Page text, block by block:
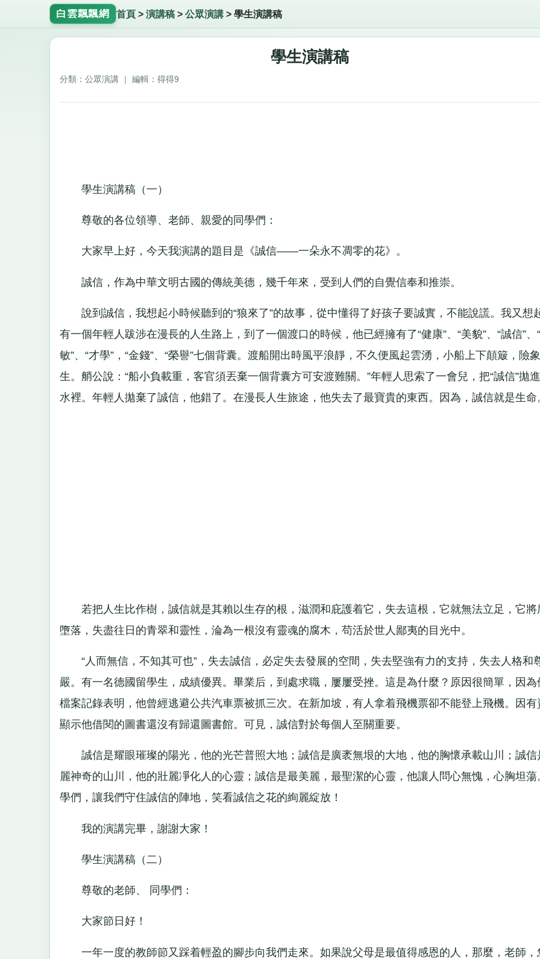
白雲飄飄網 首頁> 演講稿> 公眾演講> 學生演講稿
學生演講稿
分類：公眾演講 ｜ 編輯：得得9
學生演講稿（一）
尊敬的各位領導、老師、親愛的同學們：
大家早上好，今天我演講的題目是《誠信——一朵永不凋零的花》。
誠信，作為中華文明古國的傳統美德，幾千年來，受到人們的自覺信奉和推崇。
說到誠信，我想起小時候聽到的“狼來了”的故事，從中懂得了好孩子要誠實，不能說謊。我又想
有一個年輕人跋涉在漫長的人生路上，到了一個渡口的時候，他已經擁有了“健康”、“美貌”、“誠信”、
敏”、“才學”，“金錢”、“榮譽”七個背囊。渡船開出時風平浪靜，不久便風起雲湧，小船上下顛簸，險
生。艄公說：“船小負載重，客官須丟棄一個背囊方可安渡難關。”年輕人思索了一會兒，把“誠信”拋
水裡。年輕人拋棄了誠信，他錯了。在漫長人生旅途，他失去了最寶貴的東西。因為，誠信就是生命
若把人生比作樹，誠信就是其賴以生存的根，滋潤和庇護着它，失去這根，它就無法立足，它將
墮落，失盡往日的青翠和靈性，淪為一根沒有靈魂的腐木，苟活於世人鄙夷的目光中。
“人而無信，不知其可也”，失去誠信，必定失去發展的空間，失去堅強有力的支持，失去人格和
嚴。有一名德國留學生，成績優異。畢業后，到處求職，屢屢受挫。這是為什麼？原因很簡單，因為
檔案記錄表明，他曾經逃避公共汽車票被抓三次。在新加坡，有人拿着飛機票卻不能登上飛機。因有
顯示他借閱的圖書還沒有歸還圖書館。可見，誠信對於每個人至關重要。
誠信是耀眼璀璨的陽光，他的光芒普照大地；誠信是廣袤無垠的大地，他的胸懷承載山川；誠信
麗神奇的山川，他的壯麗凈化人的心靈；誠信是最美麗，最聖潔的心靈，他讓人問心無愧，心胸坦蕩
學們，讓我們守住誠信的陣地，笑看誠信之花的絢麗綻放！
我的演講完畢，謝謝大家！
學生演講稿（二）
尊敬的老師、 同學們：
大家節日好！
一年一度的教師節又踩着輕盈的腳步向我們走來。如果說父母是最值得感恩的人，那麼，老師，